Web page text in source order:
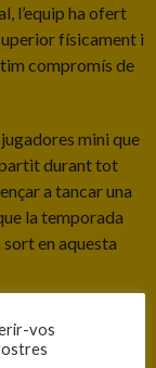
l’equip ha ofert
físicament i
compromís de
jugadores mini que
partit durant tot
a tancar una
la temporada
en aquesta
vos